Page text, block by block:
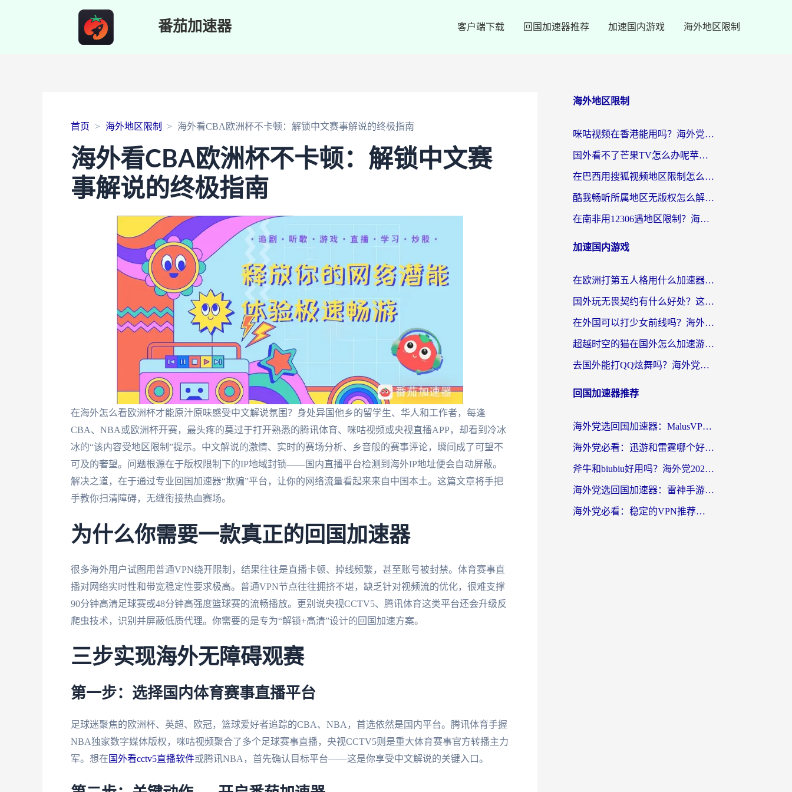
番茄加速器 客户端下载 回国加速器推荐 加速国内游戏 海外地区限制
首页 海外地区限制 海外看CBA欧洲杯不卡顿：解锁中文赛事解说的终极指南
海外看CBA欧洲杯不卡顿：解锁中文赛
事解说的终极指南
在海外怎么看欧洲杯才能原汁原味感受中文解说氛围？身处异国他乡的留学生、华人和工作者，每逢
CBA、NBA或欧洲杯开赛，最头疼的莫过于打开熟悉的腾讯体育、咪咕视频或央视直播APP，却看到冷冰
冰的“该内容受地区限制”提示。中文解说的激情、实时的赛场分析、乡音般的赛事评论，瞬间成了可望不
可及的奢望。问题根源在于版权限制下的IP地域封锁——国内直播平台检测到海外IP地址便会自动屏蔽。
解决之道，在于通过专业回国加速器“欺骗”平台，让你的网络流量看起来来自中国本土。这篇文章将手把
手教你扫清障碍，无缝衔接热血赛场。
为什么你需要一款真正的回国加速器
很多海外用户试图用普通VPN绕开限制，结果往往是直播卡顿、掉线频繁，甚至账号被封禁。体育赛事直
播对网络实时性和带宽稳定性要求极高。普通VPN节点往往拥挤不堪，缺乏针对视频流的优化，很难支撑
90分钟高清足球赛或48分钟高强度篮球赛的流畅播放。更别说央视CCTV5、腾讯体育这类平台还会升级反
爬虫技术，识别并屏蔽低质代理。你需要的是专为“解锁+高清”设计的回国加速方案。
三步实现海外无障碍观赛
第一步：选择国内体育赛事直播平台
足球迷聚焦的欧洲杯、英超、欧冠，篮球爱好者追踪的CBA、NBA，首选依然是国内平台。腾讯体育手握
NBA独家数字媒体版权，咪咕视频聚合了多个足球赛事直播，央视CCTV5则是重大体育赛事官方转播主力
军。想在 国外看cctv5直播软件或腾讯NBA，首先确认目标平台——这是你享受中文解说的关键入口。
海外地区限制
咪咕视频在香港能用吗？海外党亲测有效的回国加速方案来了
国外看不了芒果TV怎么办呢苹果手机？海外党追剧游戏的全能解决方案
在巴西用搜狐视频地区限制怎么办？3步解决海外看国内剧的烦恼
酷我畅听所属地区无版权怎么解决？海外党必看的回国加速全攻略
在南非用12306遇地区限制？海外华人必看的回国加速全攻略（附B站芒果TV解锁技巧）
加速国内游戏
在欧洲打第五人格用什么加速器好？海外党亲测有效的国服游戏加速方案
国外玩无畏契约有什么好处？这份海外国服游戏加速指南帮你解决90%的卡顿问题
在外国可以打少女前线吗？海外党国服游戏畅玩终极指南（附避坑技巧）
超越时空的猫在国外怎么加速游戏？海外玩家国服畅玩终极指南
去国外能打QQ炫舞吗？海外党国服游戏不卡顿的终极指南
回国加速器推荐
海外党选回国加速器：MalusVPN好用吗？和快帆VPN哪个好？附真实对比与避坑指南
海外党必看：迅游和雷霆哪个好？3分钟教你选对回国加速器，无缝刷国内剧玩手游
斧牛和biubiu好用吗？海外党2026亲测回国加速器指南，附番茄加速器深度体验
海外党选回国加速器：雷神手游和洞见哪个好？附iPhone免费VPN推荐及ChickCNUfunR实测
海外党必看：稳定的VPN推荐及回国加速器选择全攻略——告别地域限制，轻松刷国内资源